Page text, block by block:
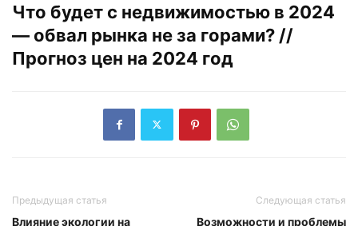
Что будет с недвижимостью в 2024
— обвал рынка не за горами? //
Прогноз цен на 2024 год
Предыдущая статья
Влияние экологии на
Следующая статья
Возможности и проблемы